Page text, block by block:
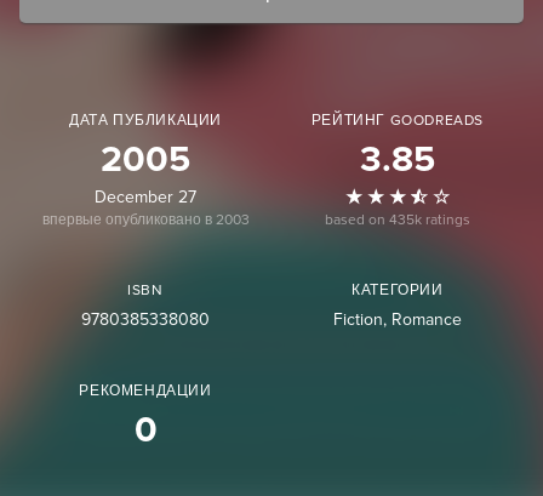
ДАТА ПУБЛИКАЦИИ
2005
December 27
впервые опубликовано в 2003
РЕЙТИНГ GOODREADS
3.85
based on 435k ratings
ISBN
9780385338080
КАТЕГОРИИ
Fiction Romance
РЕКОМЕНДАЦИИ
0